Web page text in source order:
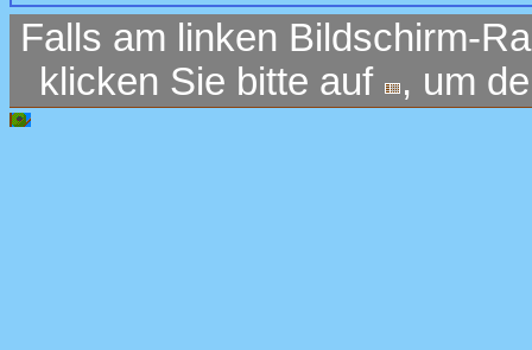
Falls am linken Bildschirm-
klicken Sie bitte auf
, um